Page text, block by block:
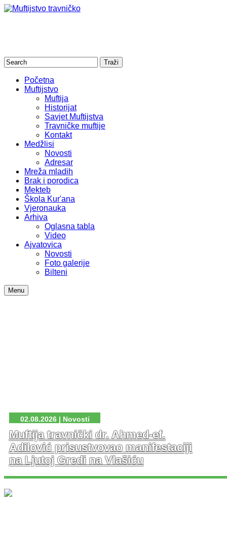
Početna
Muftijstvo
Muftija
Historijat
Savjet Muftijstva
Travničke muftije
Kontakt
Medžlisi
Novosti
Adresar
Mreža mladih
Brak i porodica
Mekteb
Škola Kur'ana
Vjeronauka
Arhiva
Oglasna tabla
Video
Ajvatovica
Novosti
Foto galerije
Bilteni
Menu
02.08.2026 | Novosti
Muftija travnički dr. Ahmed-ef.
Adilović prisustvovao manifestaciji
na Ljutoj Gredi na Vlašiću
U nedjelju, 02. 08. 2026. god. na platou Ljute Grede i
spomen obilježja Zlatni Ljiljan – general Mehmed Alagić
održana je manifestacija Dani pobjede – Dani ponosa,